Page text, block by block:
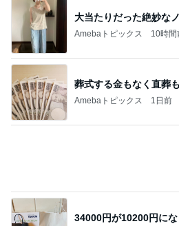
大当たりだった絶妙な
Amebaトピックス 10時間
葬式する金もなく直葬
Amebaトピックス 1日前
34000円が10200円に